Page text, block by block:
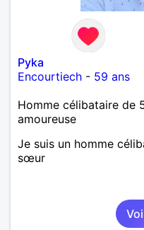
Pyka
Encourtiech - 59 ans
Homme célibataire de
amoureuse
Je suis un homme
sœur